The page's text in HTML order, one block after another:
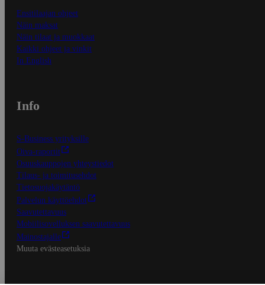
Ensitilaajan ohjeet
Näin maksat
Näin tilaat ja muokkaat
Kaikki ohjeet ja vinkit
In English
Info
S-Business yrityksille
Oiva-raportit
Osuuskauppojen yhteystiedot
Tilaus- ja toimitusehdot
Tietosuojakäytäntö
Palvelun käyttöehdot
Saavutettavuus
Mobiilisovelluksen saavutettavuus
Mainostajalle
Muuta evästeasetuksia